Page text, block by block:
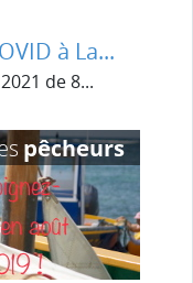
à La...
de 8...